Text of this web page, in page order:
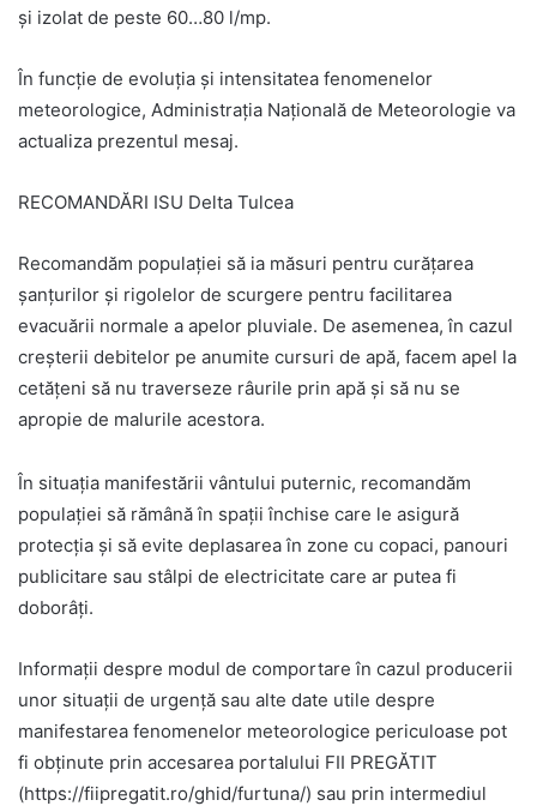
și izolat de peste 60…80 l/mp.
În funcţie de evoluţia şi intensitatea fenomenelor
meteorologice, Administraţia Naţională de Meteorologie va
actualiza prezentul mesaj.
RECOMANDĂRI ISU Delta Tulcea
Recomandăm populaţiei să ia măsuri pentru curățarea
șanțurilor și rigolelor de scurgere pentru facilitarea
evacuării normale a apelor pluviale. De asemenea, în cazul
creșterii debitelor pe anumite cursuri de apă, facem apel la
cetățeni să nu traverseze râurile prin apă și să nu se
apropie de malurile acestora.
În situația manifestării vântului puternic, recomandăm
populației să rămână în spații închise care le asigură
protecția și să evite deplasarea în zone cu copaci, panouri
publicitare sau stâlpi de electricitate care ar putea fi
doborâți.
Informații despre modul de comportare în cazul producerii
unor situații de urgență sau alte date utile despre
manifestarea fenomenelor meteorologice periculoase pot
fi obținute prin accesarea portalului FII PREGĂTIT
(https://fiipregatit.ro/ghid/furtuna/) sau prin intermediul